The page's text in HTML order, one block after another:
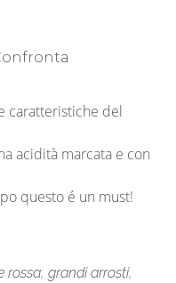
caratteristiche del
acidità marcata e con
questo é un must!
rossa, grandi arrosti,